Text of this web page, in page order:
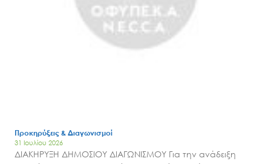
Μ.Δ.Π.Π.
Έργα
Εισιτήρια
Προκηρύξεις & Διαγωνισμοί
31 Ιουλίου 2026
ΔΙΑΚΗΡΥΞΗ ΔΗΜΟΣΙΟΥ ΔΙΑΓΩΝΙΣΜΟΥ Για την ανάδειξη